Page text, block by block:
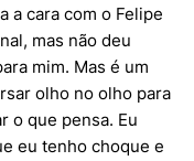
a cara com o Felipe
mas não deu
mim. Mas é um
olho no olho para
o que pensa. Eu
eu tenho choque e